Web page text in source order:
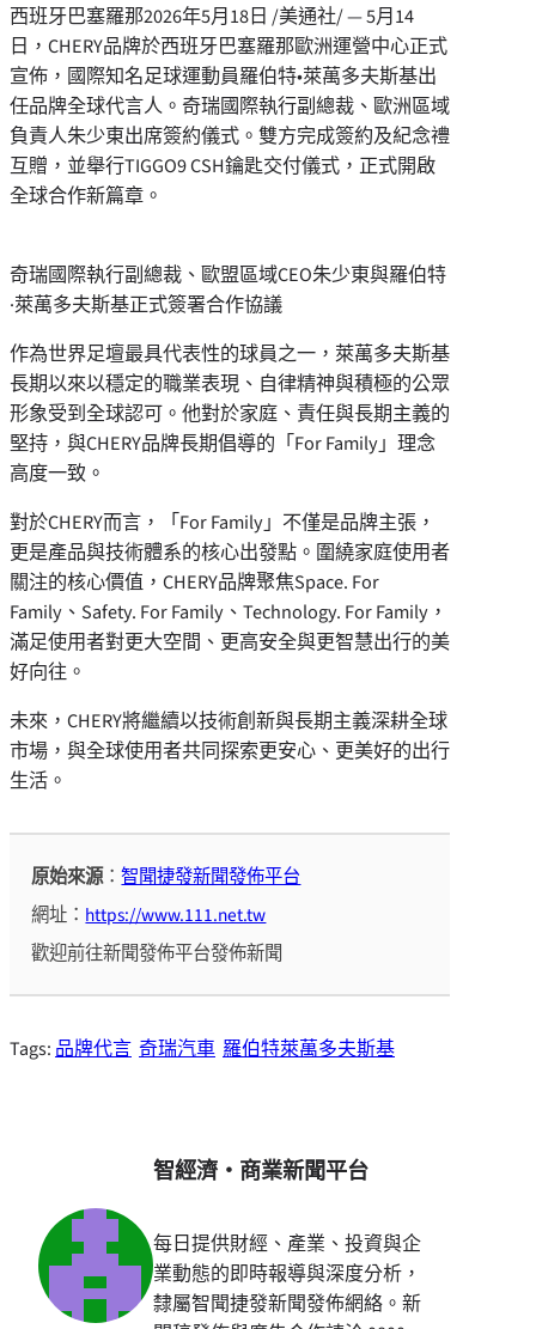
西班牙巴塞羅那2026年5月18日 /美通社/ — 5月14
日，CHERY品牌於西班牙巴塞羅那歐洲運營中心正式
宣佈，國際知名足球運動員羅伯特•萊萬多夫斯基出
任品牌全球代言人。奇瑞國際執行副總裁、歐洲區域
負責人朱少東出席簽約儀式。雙方完成簽約及紀念禮
互贈，並舉行TIGGO9 CSH鑰匙交付儀式，正式開啟
全球合作新篇章。
奇瑞國際執行副總裁、歐盟區域CEO朱少東與羅伯特
·萊萬多夫斯基正式簽署合作協議
作為世界足壇最具代表性的球員之一，萊萬多夫斯基
長期以來以穩定的職業表現、自律精神與積極的公眾
形象受到全球認可。他對於家庭、責任與長期主義的
堅持，與CHERY品牌長期倡導的「For Family」理念
高度一致。
對於CHERY而言，「For Family」不僅是品牌主張，
更是產品與技術體系的核心出發點。圍繞家庭使用者
關注的核心價值，CHERY品牌聚焦Space. For
Family、Safety. For Family、Technology. For Family，
滿足使用者對更大空間、更高安全與更智慧出行的美
好向往。
未來，CHERY將繼續以技術創新與長期主義深耕全球
市場，與全球使用者共同探索更安心、更美好的出行
生活。
原始來源：智聞捷發新聞發佈平台
網址： https://www.111.net.tw
歡迎前往新聞發佈平台發佈新聞
Tags: 品牌代言 奇瑞汽車 羅伯特萊萬多夫斯基
智經濟・商業新聞平台
每日提供財經、產業、投資與企
業動態的即時報導與深度分析，
隸屬智聞捷發新聞發佈網絡。新